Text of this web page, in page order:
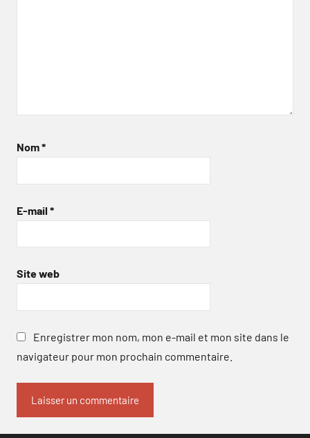
Nom*
E-mail *
Site web
Enregistrer mon nom, mon e-mail et mon site dans le
navigateur pour mon prochain commentaire.